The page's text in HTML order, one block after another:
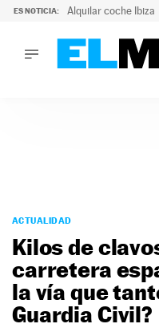
ES NOTICIA: Alquilar coche Ibiza
PODCAST
MOTOS
TECNOLOGÍA
SUPERCOCHES
MOTORTV
ACTUALIDAD
Kilos de
carretera
la vía que
Guardia Civil?